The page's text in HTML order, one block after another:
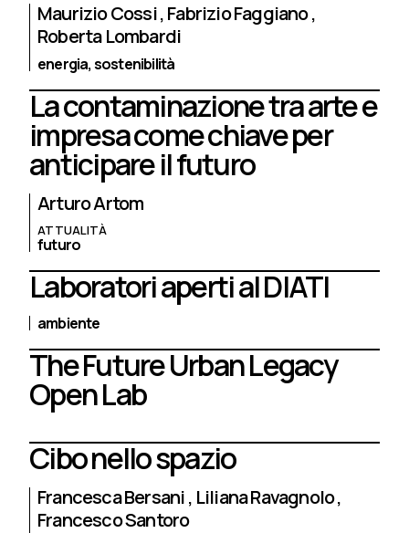
Maurizio Cossi Fabrizio Faggiano
Roberta Lombardi
energia,sostenibilità
La contaminazione tra arte e
impresa come chiave per
anticipare il futuro
Arturo Artom
ATTUALITÀ
futuro
Laboratori aperti al DIATI
ambiente
The Future Urban Legacy
Open Lab
Cibo nello spazio
Francesca Bersani Liliana Ravagnolo
Francesco Santoro